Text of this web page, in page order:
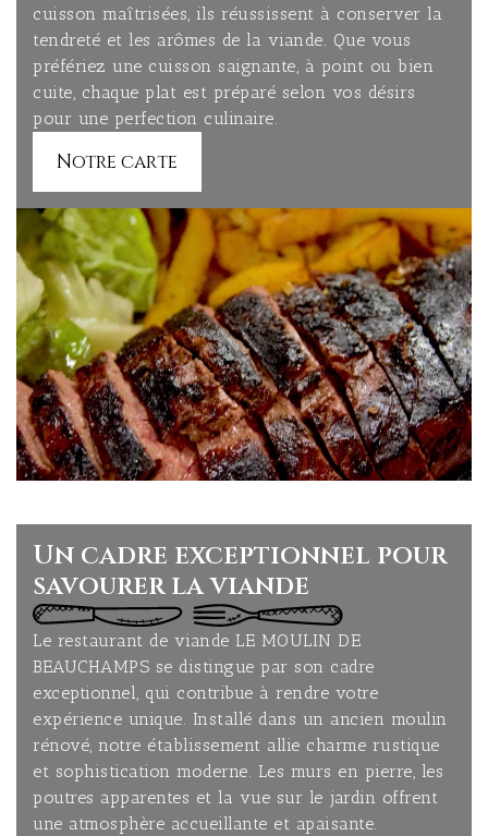
cuisson maîtrisées, ils réussissent à conserver la
tendreté et les arômes de la viande. Que vous
préfériez une cuisson saignante, à point ou bien
cuite, chaque plat est préparé selon vos désirs
pour une perfection culinaire.
Notre carte
Un cadre exceptionnel pour
savourer la viande
Le restaurant de viande LE MOULIN DE
BEAUCHAMPS se distingue par son cadre
exceptionnel, qui contribue à rendre votre
expérience unique. Installé dans un ancien moulin
rénové, notre établissement allie charme rustique
et sophistication moderne. Les murs en pierre, les
poutres apparentes et la vue sur le jardin offrent
une atmosphère accueillante et apaisante.